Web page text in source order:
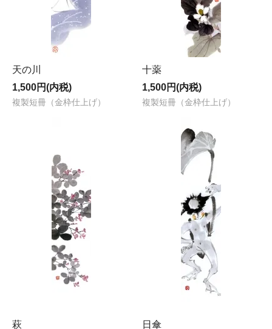
天の川
1,500円(内税)
複製短冊（金枠仕上げ）
十薬
1,500円(内税)
複製短冊（金枠仕上げ）
萩
日傘